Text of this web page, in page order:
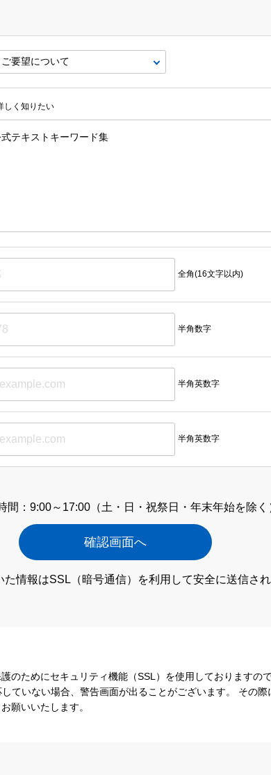
しく知りたい
全角(16文字以内)
半角数字
半角英数字
半角英数字
間：9:00～17:00（土・日・祝祭日・年末年始を除く
た情報はSSL（暗号通信） を利用して安全に送信さ
のためにセキュリティ機能（SSL）を使用しておりますの
ていない場合、警告画面が出ることがございます。 その
願いいたします。